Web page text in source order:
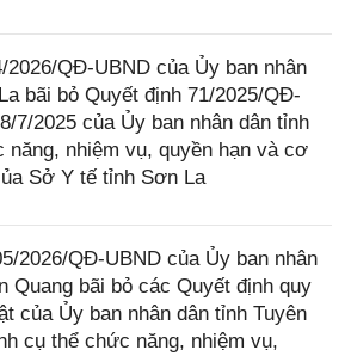
2026/QĐ-UBND của Ủy ban nhân
bãi bỏ Quyết định 71/2025/QĐ-
7/2025 của Ủy ban nhân dân tỉnh
năng, nhiệm vụ, quyền hạn và cơ
Sở Y tế tỉnh Sơn La
2026/QĐ-UBND của Ủy ban nhân
Quang bãi bỏ các Quyết định quy
của Ủy ban nhân dân tỉnh Tuyên
cụ thể chức năng, nhiệm vụ,